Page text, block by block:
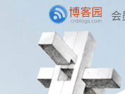
会